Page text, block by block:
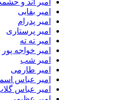
امیر اند و حشمت
امیر بقایی
امیر پدرام
امیر پرستاری
امیر ته ته
امیر خواجه پور
امیر شب
امیر طارمی
امیر عباس اسماعیلی
امیر عباس گلاب